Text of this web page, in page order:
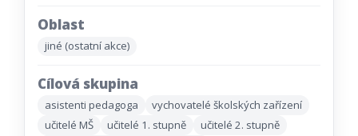
Oblast
jiné (ostatní akce)
Cílová skupina
asistenti pedagoga
vychovatelé školských zařízení
učitelé MŠ
učitelé 1. stupně
učitelé 2. stupně